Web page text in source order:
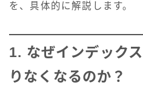
を、具体的に解説します。
1. なぜインデック
りなくなるのか？